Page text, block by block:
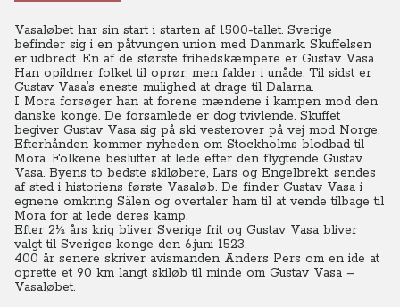
Vasaløbet har sin start i starten af 1500-tallet. Sverige
befinder sig i en påtvungen union med Danmark. Skuffelsen
er udbredt. En af de største frihedskæmpere er Gustav Vasa.
Han opildner folket til oprør, men falder i unåde. Til sidst er
Gustav Vasa’s eneste mulighed at drage til Dalarna.
I Mora forsøger han at forene mændene i kampen mod den
danske konge. De forsamlede er dog tvivlende. Skuffet
begiver Gustav Vasa sig på ski vesterover på vej mod Norge.
Efterhånden kommer nyheden om Stockholms blodbad til
Mora. Folkene beslutter at lede efter den flygtende Gustav
Vasa. Byens to bedste skiløbere, Lars og Engelbrekt, sendes
af sted i historiens første Vasaløb. De finder Gustav Vasa i
egnene omkring Sälen og overtaler ham til at vende tilbage til
Mora for at lede deres kamp.
Efter 2½ års krig bliver Sverige frit og Gustav Vasa bliver
valgt til Sveriges konge den 6.juni 1523.
400 år senere skriver avismanden Anders Pers om en ide at
oprette et 90 km langt skiløb til minde om Gustav Vasa –
Vasaløbet.